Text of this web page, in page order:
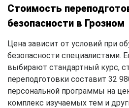
Стоимость
безопасности в Грозном
Цена зависит от условий при
безопасности специалистами.
выбирают стандартный курс,
переподготовки составит 32
персональной программы на
комплекс изучаемых тем и